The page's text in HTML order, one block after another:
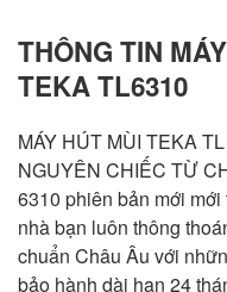
THÔNG TIN
TEKA TL6310
MÁY HÚT MÙI TEKA
NGUYÊN CHIẾC TỪ
6310 phiên bản mới
nhà bạn luôn thông
chuẩn Châu Âu với
bảo hành dài hạn 24